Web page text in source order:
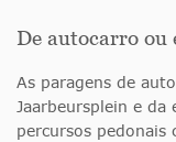
De autocarro ou
As paragens de
Jaarbeursplein e da
percursos pedonais